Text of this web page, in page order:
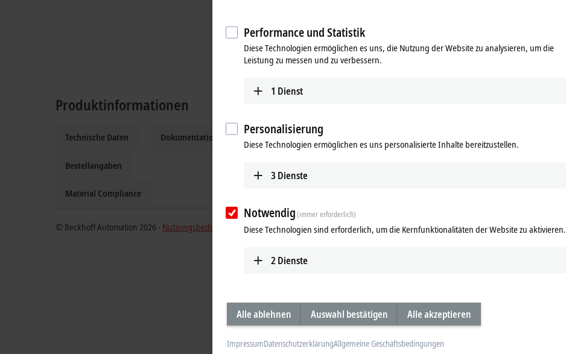
Produktinformationen
Technische Daten
Bestellangaben
Material Compliance
Dokumentation und Downloads Ergänzende Produkte
© Beckhoff Automation 2026 - Nutzungsbedingungen
Performance und Statistik
Diese Technologien ermöglichen es uns, die Nutzung der Website zu analysieren, um die
Leistung zu messen und zu verbessern.
1 Dienst
Personalisierung
Diese Technologien ermöglichen es uns personalisierte Inhalte bereitzustellen.
3 Dienste
Notwendig(immer erforderlich)
Diese Technologien sind erforderlich, um die Kernfunktionalitäten der Website zu aktivieren.
2 Dienste
Alle ablehnen Auswahl bestätigen Alle akzeptieren
ImpressumDatenschutzerklärungAllgemeine Geschäftsbedingungen